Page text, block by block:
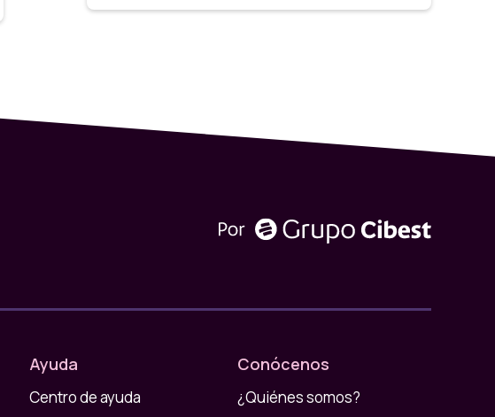
Ayuda
Centro de ayuda
Conócenos
¿Quiénes somos?